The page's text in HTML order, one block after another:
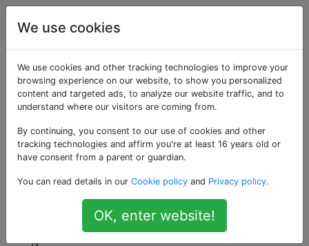
Rettungshaken
Als «kitchen»
getaggte Fragen
Hacks in Bezug auf Gegenstände und Aktivitäten in
der Küche, einschließlich Reinigung und Wartung.
gehört.
Tricks zum Öffnen sehr enger
Gläser
We use cookies
We use cookies and other tracking technologies to improve your
browsing experience on our website, to show you personalized
content and targeted ads, to analyze our website traffic, and to
understand where our visitors are coming from.
By continuing, you consent to our use of cookies and other
tracking technologies and affirm you're at least 16 years old or
have consent from a parent or guardian.
You can read details in our Cookie policy and Privacy policy.
OK, enter website!